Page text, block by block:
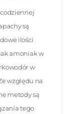
są
ilości
amoniak w
w
względu na
metody są
tego